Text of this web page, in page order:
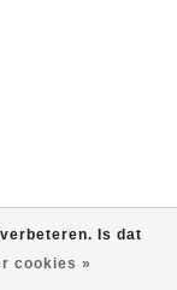
Is dat
cookies »